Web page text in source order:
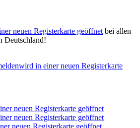
neuen Registerkarte geöffnet bei allen
Deutschland!
wird in einer neuen Registerkarte
neuen Registerkarte geöffnet
neuen Registerkarte geöffnet
neuen Registerkarte geöffnet